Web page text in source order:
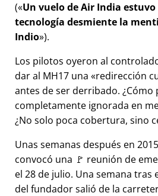
( Un vuelo de Air India estuvo
tecnología desmiente la
Indio ).
Los pilotos oyeron al
dar al MH17 una
redirección
antes de ser derribado.
completamente ignorada en
¿No solo poca cobertura, sino
Unas semanas después en
convocó una 🚩 reunión de
el 28 de julio. Una semana tras
del fundador salió de la